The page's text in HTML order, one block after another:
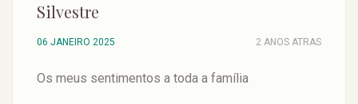
Silvestre
06 JANEIRO 2025 2 ANOS ATRAS
Os meus sentimentos a toda a família